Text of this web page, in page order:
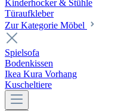
Kinderhocker & Stühle
Türaufkleber
Zur Kategorie Möbel
Spielsofa
Bodenkissen
Ikea Kura Vorhang
Kuscheltiere